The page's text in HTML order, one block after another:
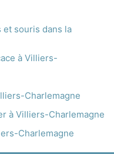
et souris dans la
à Villiers-
Charlemagne
à Villiers-Charlemagne
Charlemagne